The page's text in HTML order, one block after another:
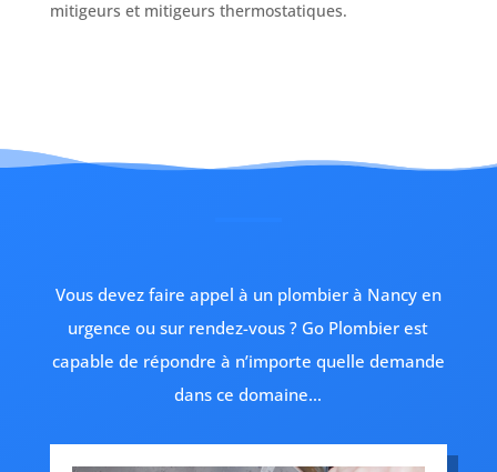
mitigeurs et mitigeurs thermostatiques.
Vous devez faire appel à un plombier à Nancy en
urgence ou sur rendez-vous ? Go Plombier est
capable de répondre à n’importe quelle demande
dans ce domaine…